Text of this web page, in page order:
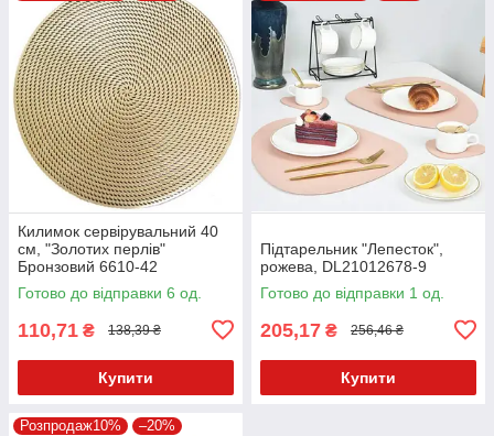
Килимок сервірувальний 40
см, "Золотих перлів"
Бронзовий 6610-42
Готово до відправки 6 од.
110,71 ₴ 138,39 ₴
Купити
Підтарельник "Лепесток",
рожева, DL21012678-9
Готово до відправки 1 од.
205,17 ₴ 256,46 ₴
Купити
Розпродаж10% –20%